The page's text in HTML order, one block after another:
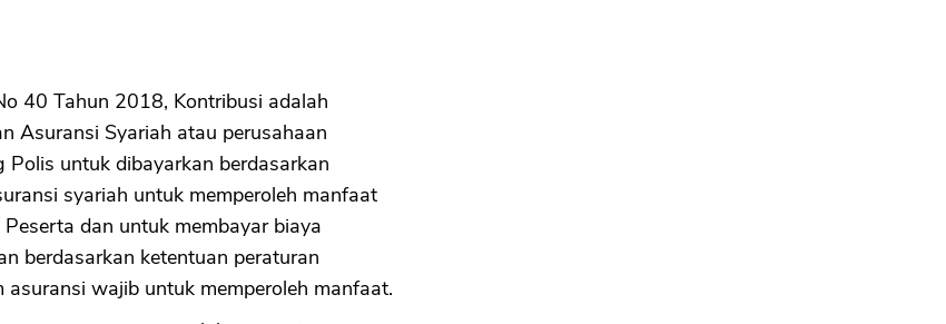
40 Tahun 2018, Kontribusi adalah
Asuransi Syariah atau perusahaan
untuk dibayarkan berdasarkan
syariah untuk memperoleh manfaat
Peserta dan untuk membayar biaya
berdasarkan ketentuan peraturan
wajib untuk memperoleh manfaat.